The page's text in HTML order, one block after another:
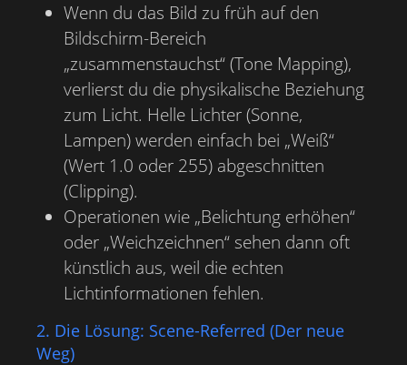
Wenn du das Bild zu früh auf den
Bildschirm-Bereich
„zusammenstauchst“ (Tone Mapping),
verlierst du die physikalische Beziehung
zum Licht. Helle Lichter (Sonne,
Lampen) werden einfach bei „Weiß“
(Wert 1.0 oder 255) abgeschnitten
(Clipping).
Operationen wie „Belichtung erhöhen“
oder „Weichzeichnen“ sehen dann oft
künstlich aus, weil die echten
Lichtinformationen fehlen.
2. Die Lösung: Scene-Referred (Der neue
Weg)